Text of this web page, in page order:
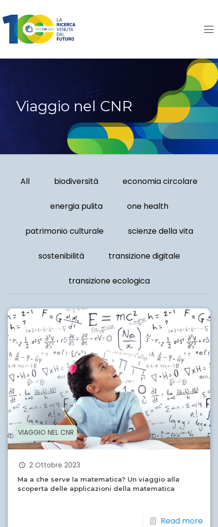
Viaggio nel CNR
All biodiversità economia circolare
energia pulita one health
patrimonio culturale scienze della vita
sostenibilità transizione digitale
transizione ecologica
VIAGGIO NEL CNR
2 Ottobre 2023
Ma a che serve la matematica? Un viaggio alla
scoperta delle applicazioni della matematica
Read more